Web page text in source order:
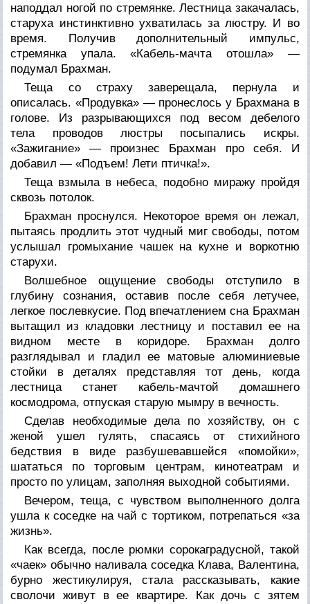
наподдал ногой по стремянке. Лестница закачалась,
старуха инстинктивно ухватилась за люстру. И во
время. Получив дополнительный импульс,
стремянка упала. «Кабель-мачта отошла» —
подумал Брахман.
Теща со страху заверещала, пернула и
описалась. «Продувка» — пронеслось у Брахмана в
голове. Из разрывающихся под весом дебелого
тела проводов люстры посыпались искры.
«Зажигание» — произнес Брахман про себя. И
добавил — «Подъем! Лети птичка!».
Теща взмыла в небеса, подобно миражу пройдя
сквозь потолок.
Брахман проснулся. Некоторое время он лежал,
пытаясь продлить этот чудный миг свободы, потом
услышал громыхание чашек на кухне и воркотню
старухи.
Волшебное ощущение свободы отступило в
глубину сознания, оставив после себя летучее,
легкое послевкусие. Под впечатлением сна Брахман
вытащил из кладовки лестницу и поставил ее на
видном месте в коридоре. Брахман долго
разглядывал и гладил ее матовые алюминиевые
стойки в деталях представляя тот день, когда
лестница станет кабель-мачтой домашнего
космодрома, отпуская старую мымру в вечность.
Сделав необходимые дела по хозяйству, он с
женой ушел гулять, спасаясь от стихийного
бедствия в виде разбушевавшейся «помойки»,
шататься по торговым центрам, кинотеатрам и
просто по улицам, заполняя выходной событиями.
Вечером, теща, с чувством выполненного долга
ушла к соседке на чай с тортиком, потрепаться «за
жизнь».
Как всегда, после рюмки сорокаградусной, такой
«чаек» обычно наливала соседка Клава, Валентина,
бурно жестикулируя, стала рассказывать, какие
сволочи живут в ее квартире. Как дочь с зятем